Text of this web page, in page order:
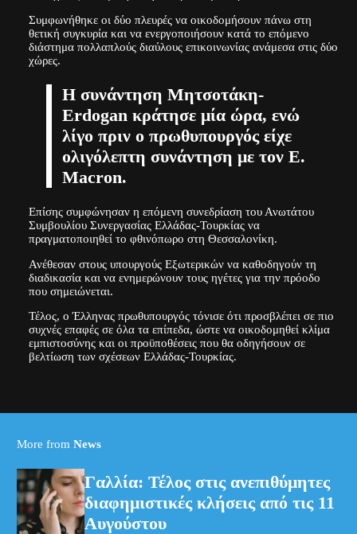
Συμφωνήθηκε οι δύο πλευρές να οικοδομήσουν πάνω στη
θετική συγκυρία και να ενεργοποιήσουν κατά το επόμενο
διάστημα πολλαπλούς διαύλους επικοινωνίας ανάμεσα στις δύο
χώρες.
Η συνάντηση Μητσοτάκη-
Erdogan κράτησε μία ώρα, ενώ
λίγο πριν ο πρωθυπουργός είχε
ολιγόλεπτη συνάντηση με τον E.
Macron.
Επίσης συμφώνησαν η επόμενη συνεδρίαση του Ανωτάτου
Συμβουλίου Συνεργασίας Ελλάδας-Τουρκίας να
πραγματοποιηθεί το φθινόπωρο στη Θεσσαλονίκη.
Ανέθεσαν στους υπουργούς Εξωτερικών να καθοδηγούν τη
διαδικασία και να ενημερώνουν τους ηγέτες για την πρόοδο
που σημειώνεται.
Τέλος, ο Έλληνας πρωθυπουργός τόνισε ότι προσβλέπει σε πιο
συχνές επαφές σε όλα τα επίπεδα, ώστε να οικοδομηθεί κλίμα
εμπιστοσύνης και οι προϋποθέσεις που θα οδηγήσουν σε
βελτίωση των σχέσεων Ελλάδας-Τουρκίας.
More from News
Γαλλία: Τέλος στις ανεπιθύμητες
διαφημιστικές κλήσεις από τις 11
Αυγούστου